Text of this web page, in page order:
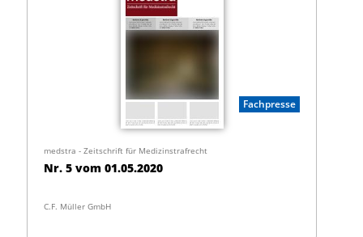
Fachpresse
medstra - Zeitschrift für Medizinstrafrecht
Nr. 5 vom 01.05.2020
C.F. Müller GmbH